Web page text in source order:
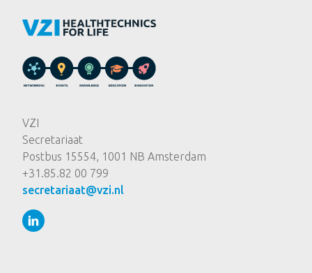
VZI
Secretariaat
Postbus 15554, 1001 NB Amsterdam
+31.85.82 00 799
secretariaat@vzi.nl